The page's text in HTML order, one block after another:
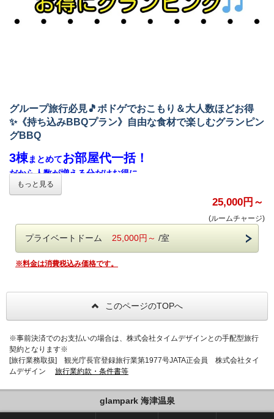
※チェックイン場所はこちらになります
養老鉄道石津駅よりバスで約10分
エアコン、ベッド、冷蔵庫、電子レンジ、電気ケトル、トースタ
ー、ハンガーラック、鏡、コップ
※大人用・子供用浴衣、子供用はチェックイン時、各サイズをお
選びください。
〒503-0628 岐阜県海津市海津町福江560-1
※チェックイン場所はこちらになります
東名阪自動車道「弥富IC」より車で約15分
東名阪自動車道「桑名東IC」より車で約20分
電車でお越しの方
グループ旅行必見🎵ボドゲでおこもり＆大人数ほどお得
✨《持ち込みBBQプラン》自由な食材で楽しむグランピン
グBBQ
3棟まとめてお部屋代一括！
だから人数が増える分だけお得に
ご家族やグループ旅行
なお、お振込みでのお支払いもご案内可能でございますので、
ご希望の場合は公式LINE@glamparkにてご連絡ください。
い。
＊おひとり様あたり＊
6名だと 12,500円 1棟2名でお得に広々と🍀
8名だと 9,375円 3世帯で分かれて👪
12名だと(最大) 6,250円 増えれば増える分だけお得！
BBQスペースは1棟につき4名さまのテーブル仕様なります。
お客様ご自身で椅子など移動していただくことも可能ですが大勢
で食事がとれるスペースはございませんのでご了承ください。
もっと見る
25,000円～
(ルームチャージ)
プライベートドーム 25,000円～ /室
※料金は消費税込み価格です。
このページのTOPへ
※事前決済でのお支払いの場合は、株式会社タイムデザインとの手配型旅行
契約となります※
[旅行業務取扱] 観光庁長官登録旅行業第1977号JATA正会員 株式会社タイ
ムデザイン 旅行業約款・条件書等
glampark 海津温泉